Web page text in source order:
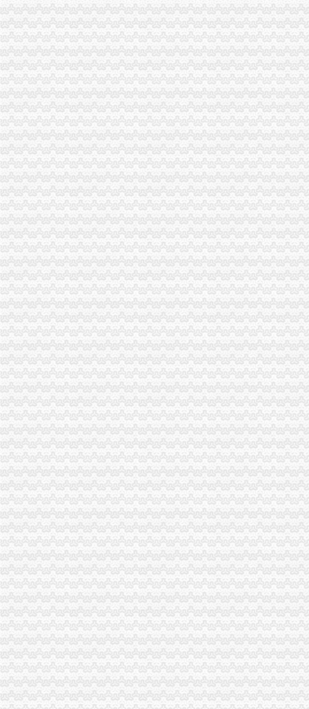
河南桐柏无证企业采铁矿执法人员被殴昏_中国经济网——国家经
河南一家公司非法采矿殴执法干部_中国经济网——国家经济门户
突查耒小煤矿湖南煤矿安全耒监察执法记_产经观察_财经纵横_新
社区巾帼文明岗事迹材料5篇汇集_化学学科网
歌乐山办税务登记证
重庆澳新材料股份有限公司法律意见书_澳新材（）_公告
分类广告——凤凰房产北京
长力股份：2008年年度报告_股票频道_证券之星
今日滚动新闻_腾讯新闻中心
重庆公司注册_重庆注册公司_重庆代办注册公司_重庆代理公司注册-qd
大学城办税务登记证
【石家庄城角税务登记|税务登记证办理|代理税务登记】-石家庄赶集网
钱江晚报
【厦门大学路税务登记|税务登记证办理|代理税务登记】-厦门赶集网
【东莞虎门公园税务登记|税务登记证办理|代理税务登记】-东莞赶集网
大学城部分高校大米联采投标通知
磁器口办税务登记证
北京办理注册有限公司流程
【办理组织机构代码证、办理税务登记证】-朝大望路易登网
万事通_新浪新闻
税务总局明确社会组织办理税务登记事宜_部门新闻_中国网
用税务登记证可以办吗-法邦网专题
陈家湾办税务登记证
武汉陈家湾资质认证办理/代办|武汉列表网
图文：税风和畅暖民心-东湖高新（）-股票行中心-搜狐证券
东方今报遗失声明注销公告登报办理/郑州登报网上办理/郑州登报挂失
扩|章贡区小学招生工作实施办法权威发布（含2017年学区划分）
[公告]中元华电（）次公开发行人民普通股股票律师工作报
陈家桥办税务登记证
租售转让|公司|重庆市|重庆_新浪新闻
方正证券-资讯
2015年太仓学区划分标准-家居装修互动问答
招商银行--四平包装（）2014年年度报告
办事项目：劳的动保障书面审查.doc8页-高清全文免费预览-max文档
沙坪坝区办税务登记证流程
单位纳税人、个体工商户、分支机构办理税务登记证的流程
开沙场与开采石场手续_破碎机厂家
注册个公司要多少钱？注册公司流程步骤_更富学院_资讯_更富网
重庆沙坪坝工商**公司注册重庆沙坪坝工商**优惠办理重庆公司注册今
沙坪坝哪里可以办理,沙坪坝哪里能够办理个人无押|价
重庆办税务登记证
求助！！分公司关于办理税务登记证之事-职场人生-广州妈妈论坛
【税务代理】_税务代理公司大全_税务代理价格_顺企网
非立核算分公司要办税务登记证吗·温州晚报
供应重庆个体工商户如何办理pos机（刷卡机）_重庆POS机_重庆对
【合肥长江批发市场税务登记|税务登记证办理|代理税务登记】-合肥赶
沙坪坝区办税务登记证
中国[上海]自由贸易试验区单位纳税人新办税务登记证告知单-全文--法
北京办理税务登记证